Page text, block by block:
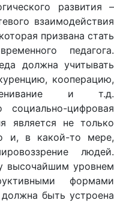
развития –
взаимодействия
призвана стать
педагога.
должна учитывать
кооперацию,
и т.д.
социально-цифровая
является не только
и, в какой-то мере,
людей.
высочайшим уровнем
формами
быть устроена